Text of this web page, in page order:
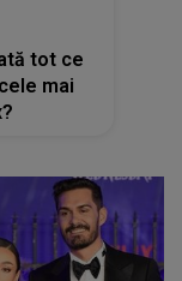
tot ce
mai